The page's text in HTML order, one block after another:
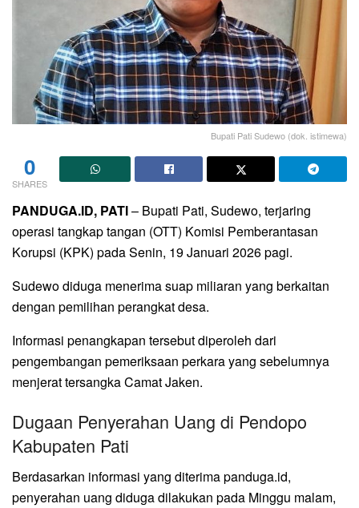
Bupati Pati Sudewo (dok. istimewa)
0
SHARES
PANDUGA.ID, PATI– Bupati Pati, Sudewo, terjaring
operasi tangkap tangan (OTT) Komisi Pemberantasan
Korupsi (KPK) pada Senin, 19 Januari 2026 pagi.
Sudewo diduga menerima suap miliaran yang berkaitan
dengan pemilihan perangkat desa.
Informasi penangkapan tersebut diperoleh dari
pengembangan pemeriksaan perkara yang sebelumnya
menjerat tersangka Camat Jaken.
Dugaan Penyerahan Uang di Pendopo
Kabupaten Pati
Berdasarkan informasi yang diterima panduga.id,
penyerahan uang diduga dilakukan pada Minggu malam,